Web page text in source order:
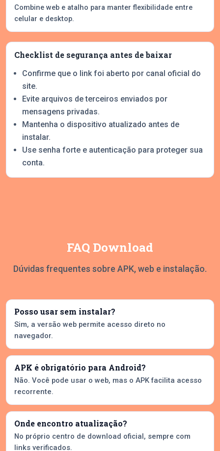
Combine web e atalho para manter flexibilidade entre
celular e desktop.
Checklist de segurança antes de baixar
Confirme que o link foi aberto por canal oficial do
site.
Evite arquivos de terceiros enviados por
mensagens privadas.
Mantenha o dispositivo atualizado antes de
instalar.
Use senha forte e autenticação para proteger sua
conta.
FAQ Download
Dúvidas frequentes sobre APK, web e instalação.
Posso usar sem instalar?
Sim, a versão web permite acesso direto no
navegador.
APK é obrigatório para Android?
Não. Você pode usar o web, mas o APK facilita acesso
recorrente.
Onde encontro atualização?
No próprio centro de download oficial, sempre com
links verificados.